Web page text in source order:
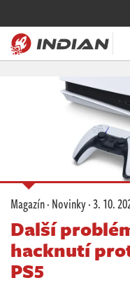
Soutěže
Databáze
Komunita
Magazín·Novinky·3. 10.
Další
hacknutí
PS5